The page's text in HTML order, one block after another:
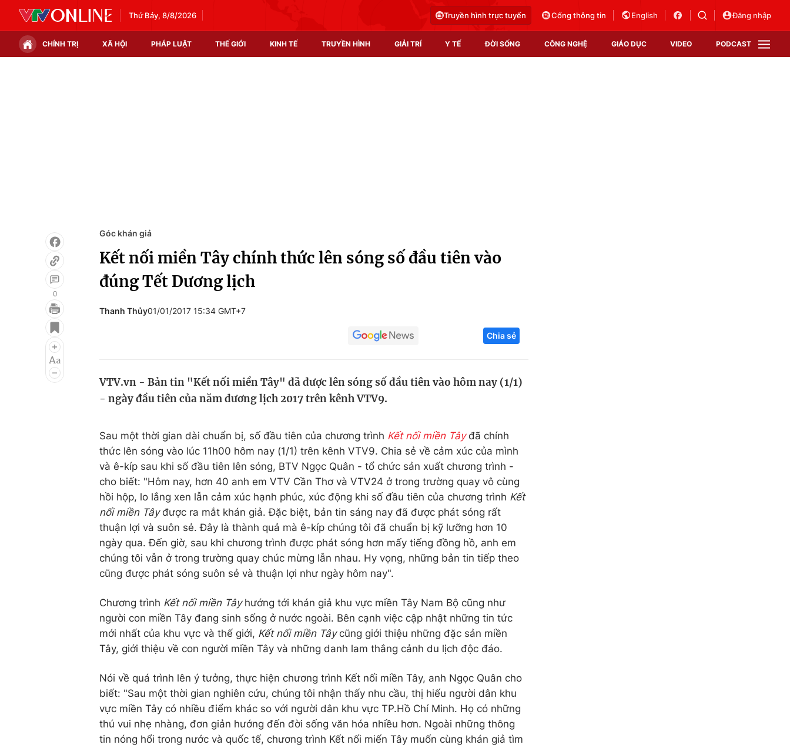
Thứ Bảy, 8/8/2026 Truyền hình trực tuyến Cổng thông tin English Đăng nhập
CHÍNH TRỊ XÃ HỘI PHÁP LUẬT THẾ GIỚI KINH TẾ TRUYỀN HÌNH GIẢI TRÍ Y TẾ ĐỜI SỐNG CÔNG NGHỆ GIÁO DỤC VIDEO PODCAST
Infographic
Điện ảnh
Âm nhạc
Chất lượng cuộc sống
Tuyển sinh
Hitech Công nghệ tương lai
Thị trường
0
Góc khán giả
Kết nối miền Tây chính thức lên sóng số đầu tiên vào
đúng Tết Dương lịch
Thanh Thủy01/01/2017 15:34 GMT+7
Chia sẻ
VTV.vn - Bản tin "Kết nối miền Tây" đã được lên sóng số đầu tiên vào hôm nay (1/1)
- ngày đầu tiên của năm dương lịch 2017 trên kênh VTV9.
Sau một thời gian dài chuẩn bị, số đầu tiên của chương trình Kết nối miền Tâyđã chính
thức lên sóng vào lúc 11h00 hôm nay (1/1) trên kênh VTV9. Chia sẻ về cảm xúc của mình
và ê-kíp sau khi số đầu tiên lên sóng, BTV Ngọc Quân - tổ chức sản xuất chương trình -
cho biết: "Hôm nay, hơn 40 anh em VTV Cần Thơ và VTV24 ở trong trường quay vô cùng
hồi hộp, lo lắng xen lẫn cảm xúc hạnh phúc, xúc động khi số đầu tiên của chương trình Kết
nối miền Tây được ra mắt khán giả. Đặc biệt, bản tin sáng nay đã được phát sóng rất
thuận lợi và suôn sẻ. Đây là thành quả mà ê-kíp chúng tôi đã chuẩn bị kỹ lưỡng hơn 10
ngày qua. Đến giờ, sau khi chương trình được phát sóng hơn mấy tiếng đồng hồ, anh em
chúng tôi vẫn ở trong trường quay chúc mừng lẫn nhau. Hy vọng, những bản tin tiếp theo
cũng được phát sóng suôn sẻ và thuận lợi như ngày hôm nay".
Chương trình Kết nối miền Tây hướng tới khán giả khu vực miền Tây Nam Bộ cũng như
người con miền Tây đang sinh sống ở nước ngoài. Bên cạnh việc cập nhật những tin tức
mới nhất của khu vực và thế giới, Kết nối miền Tây cũng giới thiệu những đặc sản miền
Tây, giới thiệu về con người miền Tây và những danh lam thắng cảnh du lịch độc đáo.
Nói về quá trình lên ý tưởng, thực hiện chương trình Kết nối miền Tây, anh Ngọc Quân cho
biết: "Sau một thời gian nghiên cứu, chúng tôi nhận thấy nhu cầu, thị hiếu người dân khu
vực miền Tây có nhiều điểm khác so với người dân khu vực TP.Hồ Chí Minh. Họ có những
thú vui nhẹ nhàng, đơn giản hướng đến đời sống văn hóa nhiều hơn. Ngoài những thông
tin nóng hổi trong nước và quốc tế, chương trình Kết nối miến Tây muốn cùng khán giả tìm